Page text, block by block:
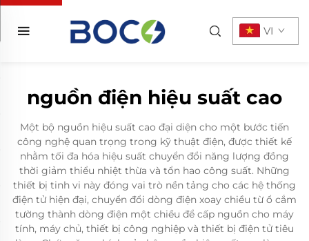
VI
nguồn điện hiệu suất cao
Một bộ nguồn hiệu suất cao đại diện cho một bước tiến
công nghệ quan trọng trong kỹ thuật điện, được thiết kế
nhằm tối đa hóa hiệu suất chuyển đổi năng lượng đồng
thời giảm thiểu nhiệt thừa và tổn hao công suất. Những
thiết bị tinh vi này đóng vai trò nền tảng cho các hệ thống
điện tử hiện đại, chuyển đổi dòng điện xoay chiều từ ổ cắm
tường thành dòng điện một chiều để cấp nguồn cho máy
tính, máy chủ, thiết bị công nghiệp và thiết bị điện tử tiêu